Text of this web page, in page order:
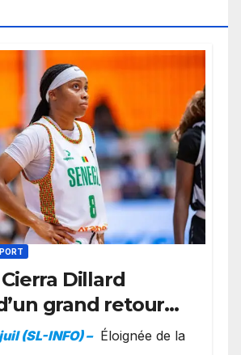
Dillard
grand retour
?
(SL-INFO) – Éloignée de la